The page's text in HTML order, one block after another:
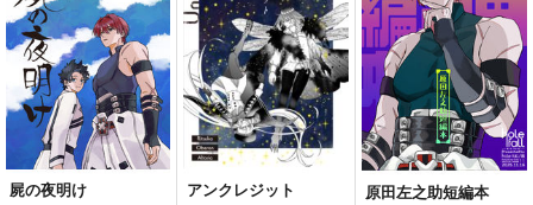
屍の夜明け
アンクレジット
原田左之助短編本